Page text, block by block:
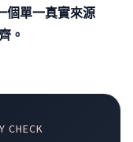
個單一真實來源
。
CHECK